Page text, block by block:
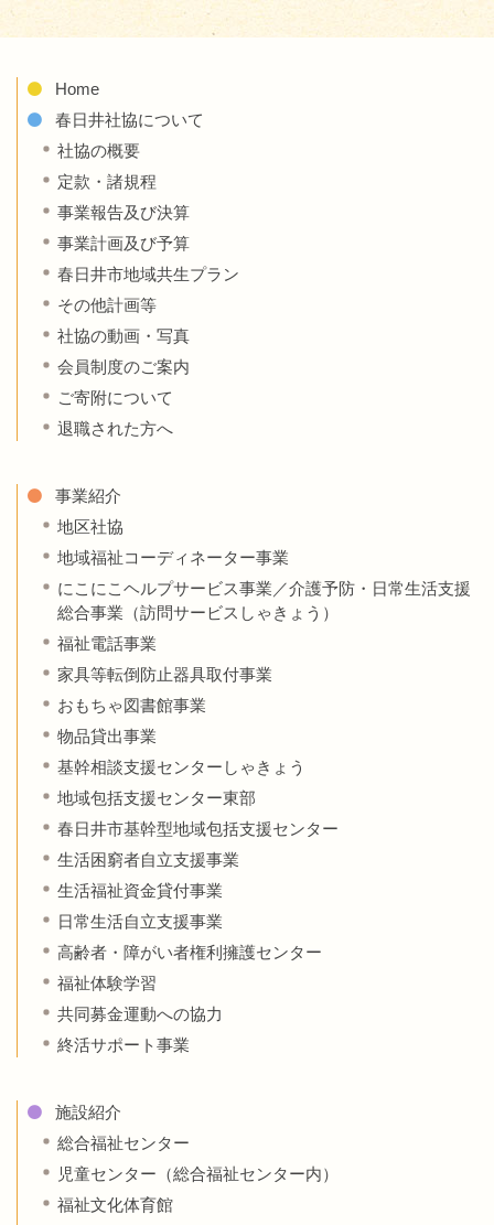
Home
春日井社協について
社協の概要
定款・諸規程
事業報告及び決算
事業計画及び予算
春日井市地域共生プラン
その他計画等
社協の動画・写真
会員制度のご案内
ご寄附について
退職された方へ
事業紹介
地区社協
地域福祉コーディネーター事業
にこにこヘルプサービス事業／介護予防・日常生活支援
総合事業（訪問サービスしゃきょう）
福祉電話事業
家具等転倒防止器具取付事業
おもちゃ図書館事業
物品貸出事業
基幹相談支援センターしゃきょう
地域包括支援センター東部
春日井市基幹型地域包括支援センター
生活困窮者自立支援事業
生活福祉資金貸付事業
日常生活自立支援事業
高齢者・障がい者権利擁護センター
福祉体験学習
共同募金運動への協力
終活サポート事業
施設紹介
総合福祉センター
児童センター（総合福祉センター内）
福祉文化体育館